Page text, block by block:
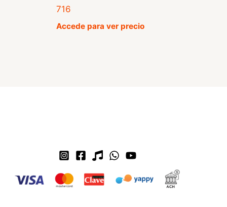
716
Accede para ver precio